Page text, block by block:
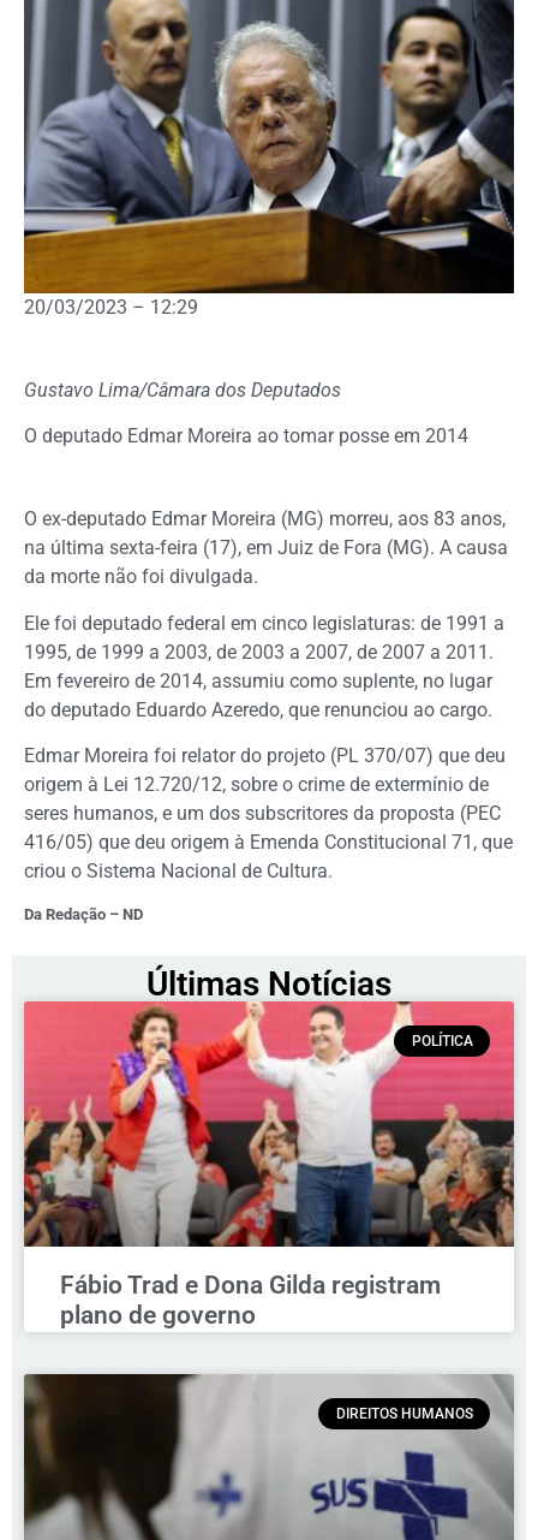
20/03/2023 – 12:29
Gustavo Lima/Câmara dos Deputados
O deputado Edmar Moreira ao tomar posse em 2014
O ex-deputado Edmar Moreira (MG) morreu, aos 83 anos,
na última sexta-feira (17), em Juiz de Fora (MG). A causa
da morte não foi divulgada.
Ele foi deputado federal em cinco legislaturas: de 1991 a
1995, de 1999 a 2003, de 2003 a 2007, de 2007 a 2011.
Em fevereiro de 2014, assumiu como suplente, no lugar
do deputado Eduardo Azeredo, que renunciou ao cargo.
Edmar Moreira foi relator do projeto (PL 370/07) que deu
origem à Lei 12.720/12, sobre o crime de extermínio de
seres humanos, e um dos subscritores da proposta (PEC
416/05) que deu origem à Emenda Constitucional 71, que
criou o Sistema Nacional de Cultura.
Da Redação – ND
Últimas Notícias
POLÍTICA
Fábio Trad e Dona Gilda registram
plano de governo
DIREITOS HUMANOS